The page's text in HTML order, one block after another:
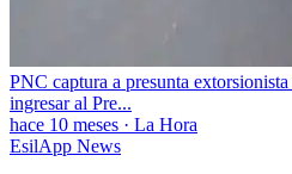
PNC captura a presunta
ingresar al Pre...
hace 10 meses · La Hora
EsilApp News